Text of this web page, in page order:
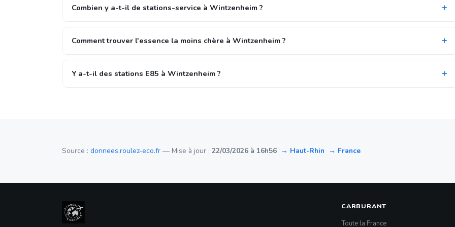
Combien y a-t-il de stations-service à Wintzenheim ?
Comment trouver l'essence la moins chère à Wintzenheim ?
Y a-t-il des stations E85 à Wintzenheim ?
Source : donnees.roulez-eco.fr — Mise à jour : 22/03/2026 à 16h56 → Haut-Rhin → France
CARBURANT
Toute la France